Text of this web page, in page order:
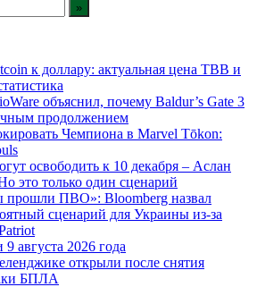
к доллару: актуальная цена TBB и
объяснил, почему Baldur’s Gate 3
продолжением
Чемпиона в Marvel Tōkon:
освободить к 10 декабря – Аслан
это только один сценарий
прошли ПВО»: Bloomberg назвал
сценарий для Украины из-за
августа 2026 года
открыли после снятия
БПЛА